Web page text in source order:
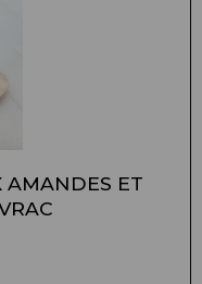
AMANDES ET